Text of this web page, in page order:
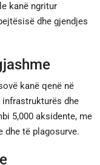
kanë ngritur
dhe gjendjes
kanë qenë në
dhe
5,000 aksidente, me
dhe të plagosurve.